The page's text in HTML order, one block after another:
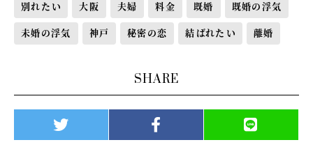
別れたい 大阪 夫婦 料金 既婚 既婚の浮気
未婚の浮気 神戸 秘密の恋 結ばれたい 離婚
SHARE